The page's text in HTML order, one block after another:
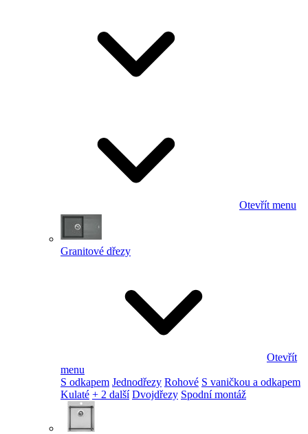
Otevřít menu
Granitové dřezy
Otevřít
menu
S odkapem Jednodřezy Rohové S vaničkou a odkapem
Kulaté + 2 další Dvojdřezy Spodní montáž